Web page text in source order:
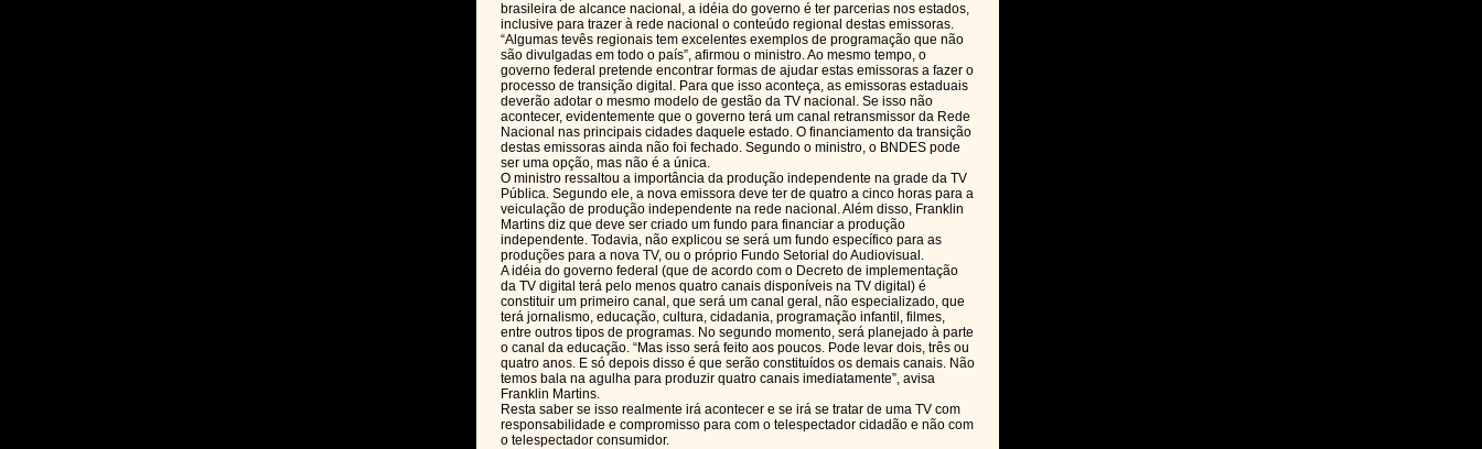
brasileira de alcance nacional, a idéia do governo é ter parcerias nos estados,
inclusive para trazer à rede nacional o conteúdo regional destas emissoras.
“Algumas tevês regionais tem excelentes exemplos de programação que não
são divulgadas em todo o país”, afirmou o ministro. Ao mesmo tempo, o
governo federal pretende encontrar formas de ajudar estas emissoras a fazer o
processo de transição digital. Para que isso aconteça, as emissoras estaduais
deverão adotar o mesmo modelo de gestão da TV nacional. Se isso não
acontecer, evidentemente que o governo terá um canal retransmissor da Rede
Nacional nas principais cidades daquele estado. O financiamento da transição
destas emissoras ainda não foi fechado. Segundo o ministro, o BNDES pode
ser uma opção, mas não é a única.
O ministro ressaltou a importância da produção independente na grade da TV
Pública. Segundo ele, a nova emissora deve ter de quatro a cinco horas para a
veiculação de produção independente na rede nacional. Além disso, Franklin
Martins diz que deve ser criado um fundo para financiar a produção
independente. Todavia, não explicou se será um fundo específico para as
produções para a nova TV, ou o próprio Fundo Setorial do Audiovisual.
A idéia do governo federal (que de acordo com o Decreto de implementação
da TV digital terá pelo menos quatro canais disponíveis na TV digital) é
constituir um primeiro canal, que será um canal geral, não especializado, que
terá jornalismo, educação, cultura, cidadania, programação infantil, filmes,
entre outros tipos de programas. No segundo momento, será planejado à parte
o canal da educação. “Mas isso será feito aos poucos. Pode levar dois, três ou
quatro anos. E só depois disso é que serão constituídos os demais canais. Não
temos bala na agulha para produzir quatro canais imediatamente”, avisa
Franklin Martins.
Resta saber se isso realmente irá acontecer e se irá se tratar de uma TV com
responsabilidade e compromisso para com o telespectador cidadão e não com
o telespectador consumidor.